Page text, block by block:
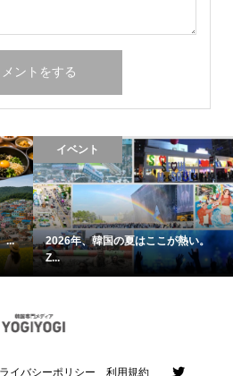
...
イベント
2026年、韓国の夏はここが熱い。
Z...
イバシーポリシー 利用規約